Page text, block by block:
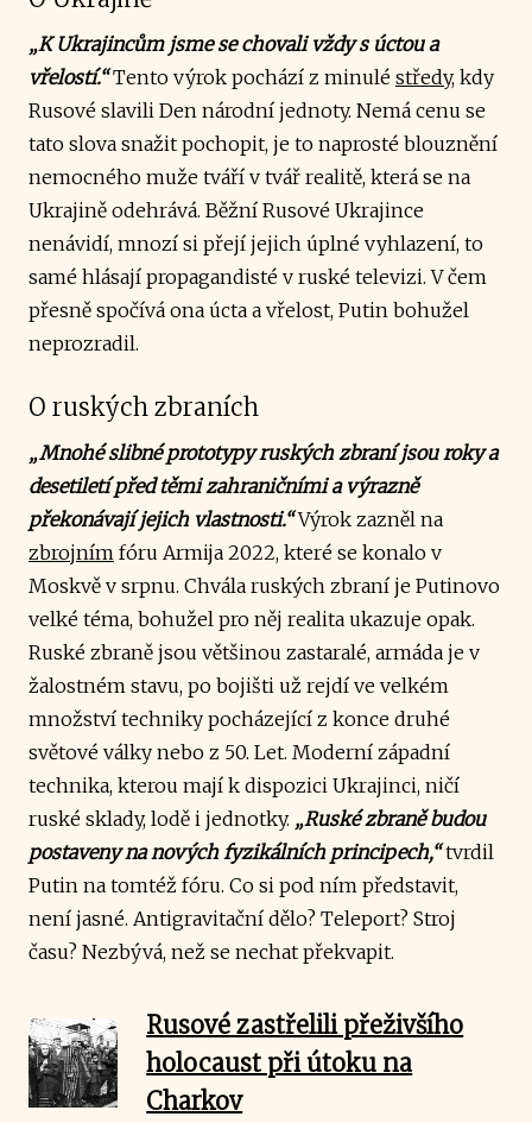
„K Ukrajincům jsme se chovali vždy s úctou a
vřelostí.“Tento výrok pochází z minulé středy, kdy
Rusové slavili Den národní jednoty. Nemá cenu se
tato slova snažit pochopit, je to naprosté blouznění
nemocného muže tváří v tvář realitě, která se na
Ukrajině odehrává. Běžní Rusové Ukrajince
nenávidí, mnozí si přejí jejich úplné vyhlazení, to
samé hlásají propagandisté v ruské televizi. V čem
přesně spočívá ona úcta a vřelost, Putin bohužel
neprozradil.
O ruských zbraních
„Mnohé slibné prototypy ruských zbraní jsou roky a
desetiletí před těmi zahraničními a výrazně
překonávají jejich vlastnosti.“Výrok zazněl na
zbrojním fóru Armija 2022, které se konalo v
Moskvě v srpnu. Chvála ruských zbraní je Putinovo
velké téma, bohužel pro něj realita ukazuje opak.
Ruské zbraně jsou většinou zastaralé, armáda je v
žalostném stavu, po bojišti už rejdí ve velkém
množství techniky pocházející z konce druhé
světové války nebo z 50. Let. Moderní západní
technika, kterou mají k dispozici Ukrajinci, ničí
ruské sklady, lodě i jednotky. „Ruské zbraně budou
postaveny na nových fyzikálních principech,“tvrdil
Putin na tomtéž fóru. Co si pod ním představit,
není jasné. Antigravitační dělo? Teleport? Stroj
času? Nezbývá, než se nechat překvapit.
Rusové zastřelili přeživšího
holocaust při útoku na
Charkov